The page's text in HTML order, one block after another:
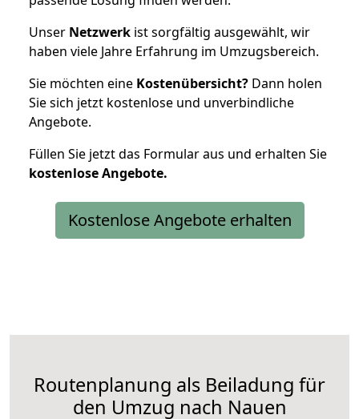
Unser Netzwerk ist sorgfältig ausgewählt, wir
haben viele Jahre Erfahrung im Umzugsbereich.
Sie möchten eine Kostenübersicht? Dann holen
Sie sich jetzt kostenlose und unverbindliche
Angebote.
Füllen Sie jetzt das Formular aus und erhalten Sie
kostenloseAngebote.
Kostenlose Angebote erhalten
Routenplanung als Beiladung für
den Umzug nach Nauen